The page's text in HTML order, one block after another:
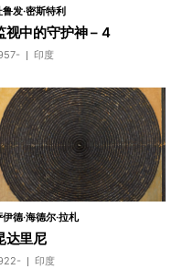
鲁发·密斯特利
视中的守护神 – 4
印度
伊德·海德尔·拉札
达里尼
印度